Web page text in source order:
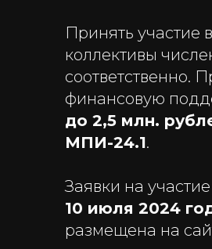
Принять участие
коллективы
соответственно.
финансовую
до 2,5 млн.
МПИ-24.1.
Заявки на
10 июля 2024
размещена на